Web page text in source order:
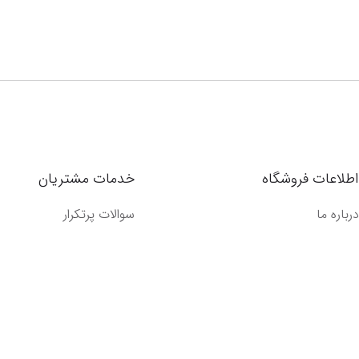
اطلاعات فروشگاه
درباره ما
خدمات مشتریان
سوالات پرتکرار